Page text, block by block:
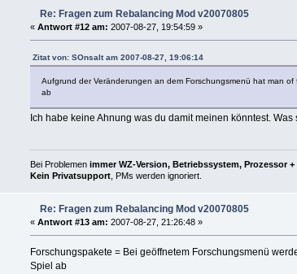
Re: Fragen zum Rebalancing Mod v20070805
« Antwort #12 am: 2007-08-27, 19:54:59 »
Zitat von: SOnsalt am 2007-08-27, 19:06:14
Aufgrund der Veränderungen an dem Forschungsmenü hat man
ab
Ich habe keine Ahnung was du damit meinen könntest.
Bei Problemen immer WZ-Version, Betriebssystem, Prozessor
Kein Privatsupport, PMs werden ignoriert.
Re: Fragen zum Rebalancing Mod v20070805
« Antwort #13 am: 2007-08-27, 21:26:48 »
Forschungspakete = Bei geöffnetem Forschungsmenü
Spiel ab